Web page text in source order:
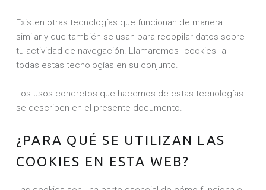
N
Y
Existen otras tecnologías que funcionan de manera
similar y que también se usan para recopilar datos sobre
tu actividad de navegación. Llamaremos "cookies" a
todas estas tecnologías en su conjunto.
Los usos concretos que hacemos de estas tecnologías
se describen en el presente documento.
¿PARA QUÉ SE UTILIZAN LAS
COOKIES EN ESTA WEB?